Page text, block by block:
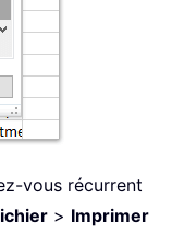
vous récurrent
> Imprimer